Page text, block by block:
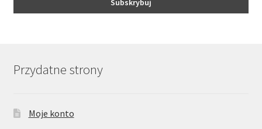
Przydatne strony
Moje konto